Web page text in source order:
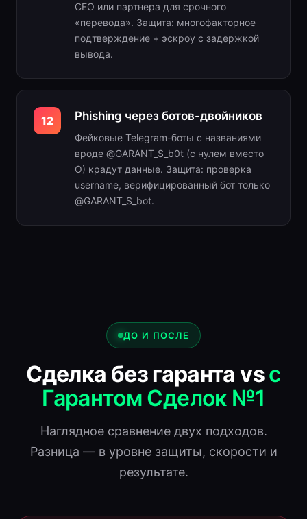
CEO или партнера для срочного
«перевода». Защита: многофакторное
подтверждение + эскроу с задержкой
вывода.
12 Phishing через ботов-двойников
Фейковые Telegram-боты с названиями
вроде @GARANT_S_b0t (с нулем вместо
O) крадут данные. Защита: проверка
username, верифицированный бот только
@GARANT_S_bot.
ДО И ПОСЛЕ
Сделка без гаранта vsс
Гарантом Сделок №1
Наглядное сравнение двух подходов.
Разница — в уровне защиты, скорости и
результате.